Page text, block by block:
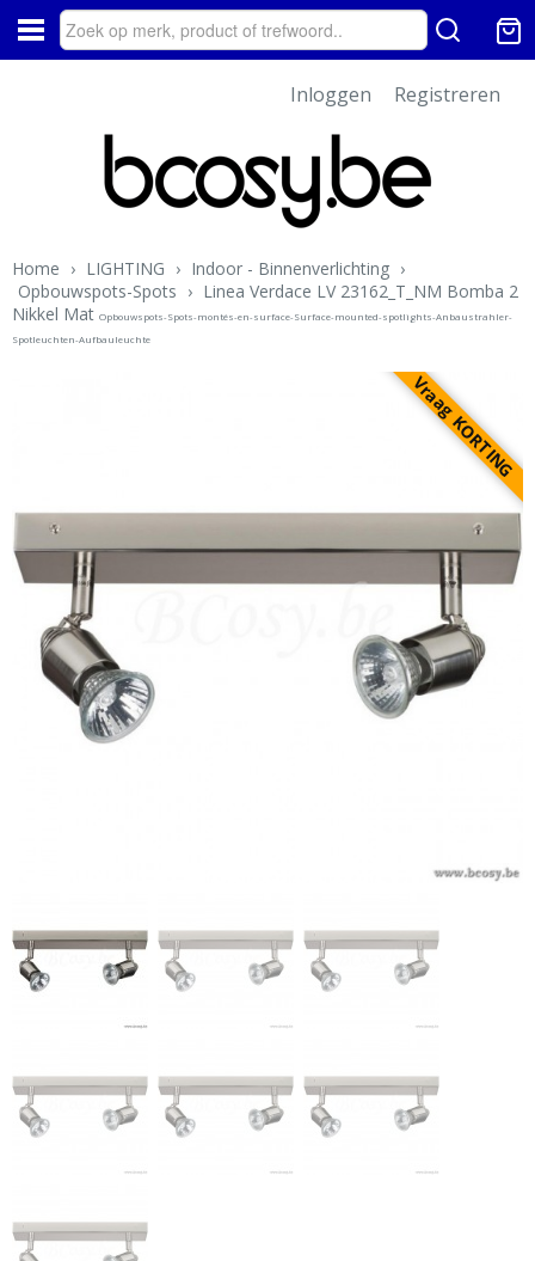
Inloggen Registreren
Home › LIGHTING › Indoor - Binnenverlichting ›
Opbouwspots-Spots › Linea Verdace LV 23162_T_NM Bomba 2
Nikkel Mat Opbouwspots-Spots-montés-en-surface-Surface-mounted-spotlights-Anbaustrahler-
Spotleuchten-Aufbauleuchte
Vraag KORTING